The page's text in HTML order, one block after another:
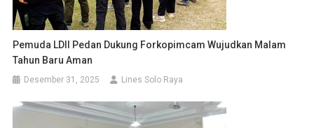
Pemuda LDII Pedan Dukung Forkopimcam Wujudkan Malam
Tahun Baru Aman
Desember 31, 2025 Lines Solo Raya